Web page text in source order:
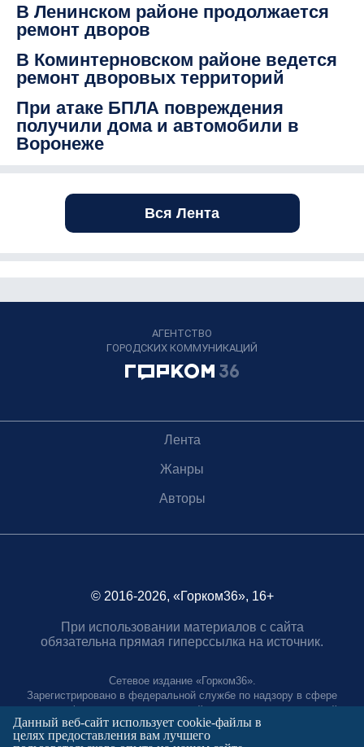
В Ленинском районе продолжается
ремонт дворов
В Коминтерновском районе ведется
ремонт дворовых территорий
При атаке БПЛА повреждения
получили дома и автомобили в
Воронеже
Вся Лента
АГЕНТСТВО
ГОРОДСКИХ КОММУНИКАЦИЙ
Лента
Жанры
Авторы
© 2016-2026, «Горком36», 16+
При использовании материалов с сайта
обязательна прямая гиперссылка на источник.
Сетевое издание «Горком36».
Зарегистрировано в федеральной службе по надзору в сфере
связи, информационных технологий и массовых коммуникаций.
Регистрационный номер ЭЛ № ФС77-88966 от 21 января 2025 г.
Учредитель: Муниципальное автономное учреждение "Агентство
Данный веб-сайт использует cookie-файлы в
целях предоставления вам лучшего